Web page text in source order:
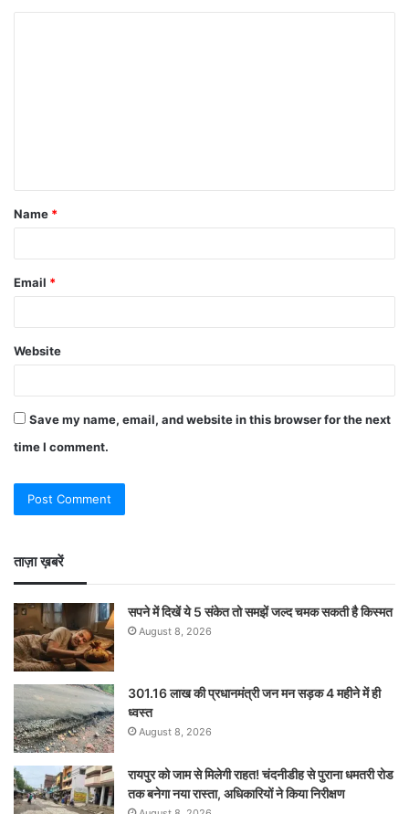
Name *
Email *
Website
Save my name, email, and website in this browser for the next
time I comment.
ताज़ा ख़बरें
सपने में दिखें ये 5 संकेत तो समझें जल्द चमक सकती है किस्मत
August 8, 2026
301.16 लाख की प्रधानमंत्री जन मन सड़क 4 महीने में ही
ध्वस्त
August 8, 2026
रायपुर को जाम से मिलेगी राहत! चंदनीडीह से पुराना धमतरी रोड
तक बनेगा नया रास्ता, अधिकारियों ने किया निरीक्षण